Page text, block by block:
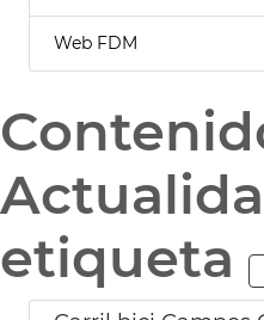
Web FDM
etiqueta